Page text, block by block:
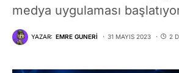
medya uygulaması
YAZAR: EMRE GUNERI 31 MAYIS 2023 2